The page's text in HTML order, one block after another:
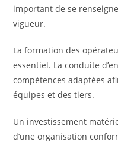
important de se
vigueur.
La formation des
essentiel. La conduite
compétences adaptées
équipes et des tiers.
Un investissement
d’une organisation